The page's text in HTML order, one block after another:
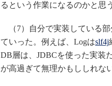
るという作業になるのかと思う
（7）自分で実装している部
ていった。例えば、Logはslf4j
DB層は、JDBCを使った実装
が高過ぎて無理かもししれない